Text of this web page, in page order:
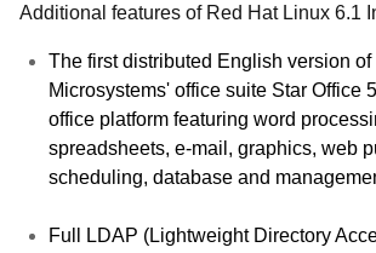
Additional features of Red Hat Linux 6.1
The first distributed English version of
Microsystems' office suite Star Office
office platform featuring word
spreadsheets, e-mail, graphics, web
scheduling, database and
Full LDAP (Lightweight Directory